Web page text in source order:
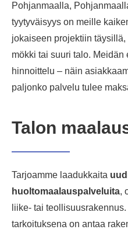
Pohjanmaalla,
tyytyväisyys on meille
jokaiseen projektiin
mökki tai suuri talo. Meidän
hinnoittelu – näin
paljonko palvelu tulee
Talon
Tarjoamme laadukkaita
huoltomaalauspalveluita,
liike- tai teollisuusrakennus.
tarkoituksena on antaa